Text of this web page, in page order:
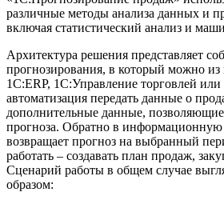
различные методы анализа данных и
включая статистический анализ и
Архитектура решения представляет
прогнозирования, в который можно
1С:ERP, 1С:Управление торговлей
автоматизация передать данные о
дополнительные данные,
прогноза. Обратно в информационную
возвращает прогноз на выбранный
работать – создавать план продаж,
Сценарий работы в общем случае
образом: